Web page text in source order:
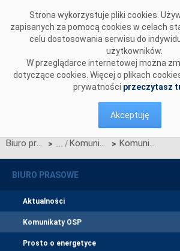
Strona wykorzystuje pliki cookies.
zapisanych za pomocą cookies w celach
celu dostosowania serwisu do
użytkowników.
W przeglądarce internetowej można
dotyczące cookies. Więcej o plikach
prywatności przeczytasz
Akceptuję
Biuro prasowe > Komunikaty OSP > Komunikat OSP dot. Karty aktualizacji nr CB/3/2012 IRiESP - Bilansowanie systemu i zarządzanie ograniczeniami systemowymi
BIURO PRASOWE
Aktualności
Komunikaty OSP
Prosto o energetyce